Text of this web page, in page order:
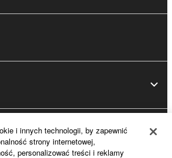
ID
i innych technologii, by zapewnić
strony internetowej,
personalizować treści i reklamy